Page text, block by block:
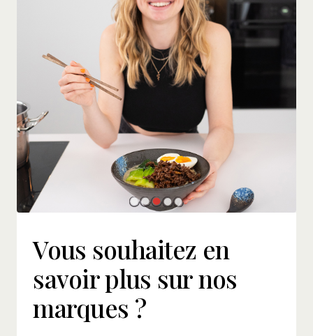
Vous souhaitez en
savoir plus sur nos
marques ?